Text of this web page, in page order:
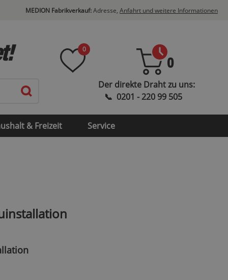
MEDION Fabrikverkauf:Adresse, Anfahrt und weitere Informationen
0
0
& Freizeit Service